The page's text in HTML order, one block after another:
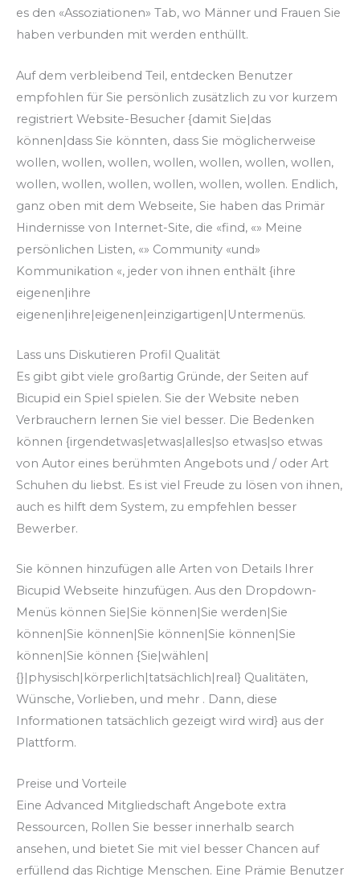
es den «Assoziationen» Tab, wo Männer und Frauen Sie
haben verbunden mit werden enthüllt.
Auf dem verbleibend Teil, entdecken Benutzer
empfohlen für Sie persönlich zusätzlich zu vor kurzem
registriert Website-Besucher {damit Sie|das
können|dass Sie könnten, dass Sie möglicherweise
wollen, wollen, wollen, wollen, wollen, wollen, wollen,
wollen, wollen, wollen, wollen, wollen, wollen. Endlich,
ganz oben mit dem Webseite, Sie haben das Primär
Hindernisse von Internet-Site, die «find, «» Meine
persönlichen Listen, «» Community «und»
Kommunikation «, jeder von ihnen enthält {ihre
eigenen|ihre
eigenen|ihre|eigenen|einzigartigen|Untermenüs.
Lass uns Diskutieren Profil Qualität
Es gibt gibt viele großartig Gründe, der Seiten auf
Bicupid ein Spiel spielen. Sie der Website neben
Verbrauchern lernen Sie viel besser. Die Bedenken
können {irgendetwas|etwas|alles|so etwas|so etwas
von Autor eines berühmten Angebots und / oder Art
Schuhen du liebst. Es ist viel Freude zu lösen von ihnen,
auch es hilft dem System, zu empfehlen besser
Bewerber.
Sie können hinzufügen alle Arten von Details Ihrer
Bicupid Webseite hinzufügen. Aus den Dropdown-
Menüs können Sie|Sie können|Sie werden|Sie
können|Sie können|Sie können|Sie können|Sie
können|Sie können {Sie|wählen|
{}|physisch|körperlich|tatsächlich|real} Qualitäten,
Wünsche, Vorlieben, und mehr . Dann, diese
Informationen tatsächlich gezeigt wird wird} aus der
Plattform.
Preise und Vorteile
Eine Advanced Mitgliedschaft Angebote extra
Ressourcen, Rollen Sie besser innerhalb search
ansehen, und bietet Sie mit viel besser Chancen auf
erfüllend das Richtige Menschen. Eine Prämie Benutzer